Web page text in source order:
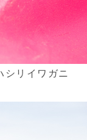
シリイワガニ